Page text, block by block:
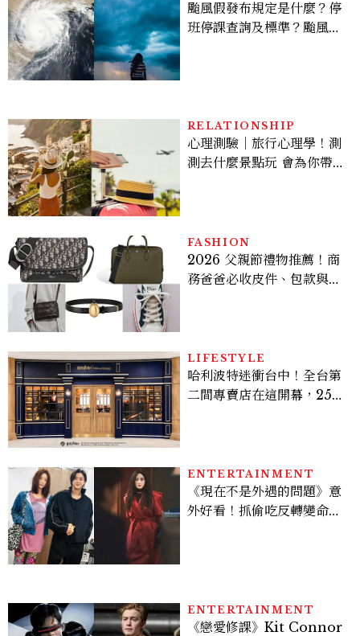
颱風假發布規定是什麼？停
班停課查詢及標準？颱風假
RELATIONSHIP
心理測驗｜旅行心理學！測
測去什麼景點玩 會為你帶來
FASHION
2026 父親節禮物推薦！商
務爸爸必收皮件、包款與鞋
LIFESTYLE
哈利波特迷衝台中！全台第
二間專賣店在這開幕，25週
ENTERTAINMENT
《現在不是外遇的問題》意
外好看！抓偷吃反轉變命
ENTERTAINMENT
《戀愛修課》Kit Connor